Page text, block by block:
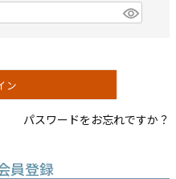
ン
パスワードをお忘れですか？
員登録